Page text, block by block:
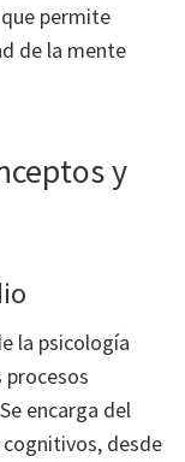
permite
de la mente
y
la psicología
encarga del
desde